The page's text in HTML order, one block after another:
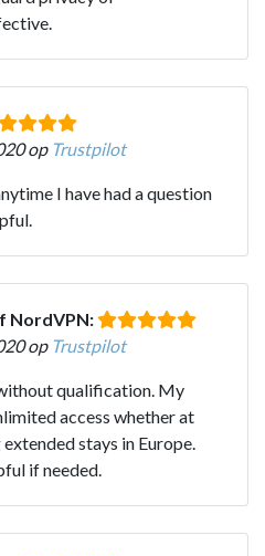
op Trustpilot
I have had a question
NordVPN:
op Trustpilot
qualification. My
access whether at
stays in Europe.
if needed.